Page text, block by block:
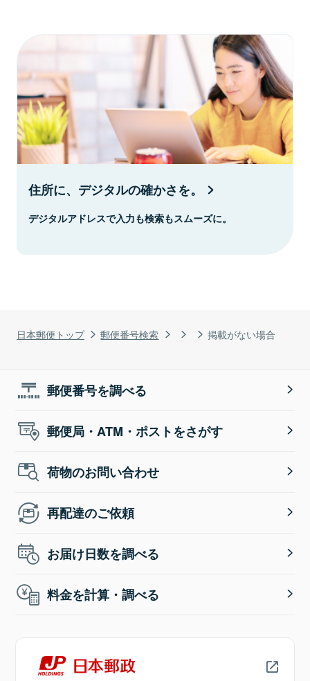
日本郵便トップ 郵便番号検索 掲載がない場合
住所に、デジタルの確かさを。
デジタルアドレスで入力も検索もスムーズに。
郵便番号を調べる
郵便局・ATM・ポストをさがす
荷物のお問い合わせ
再配達のご依頼
お届け日数を調べる
料金を計算・調べる